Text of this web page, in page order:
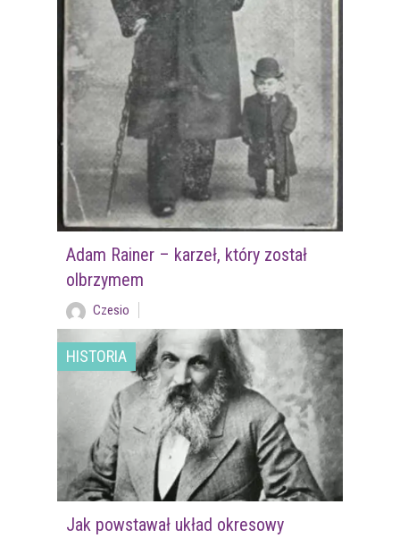
Adam Rainer – karzeł, który został
olbrzymem
Czesio
HISTORIA
Jak powstawał układ okresowy